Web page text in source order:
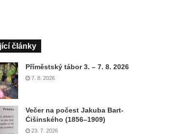
články
Příměstský tábor 3. – 7. 8. 2026
7. 8. 2026
Večer na počest Jakuba Bart-
Ćišinského (1856–1909)
23. 7. 2026